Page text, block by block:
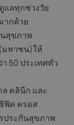
แลทุกช่วงวัย
กด้วย
สุขภาพ
มหาชน)ให้
50 ประเทศทั่ว
ล คลินีก และ
ฟิค ครอส
ประกันสุขภาพ